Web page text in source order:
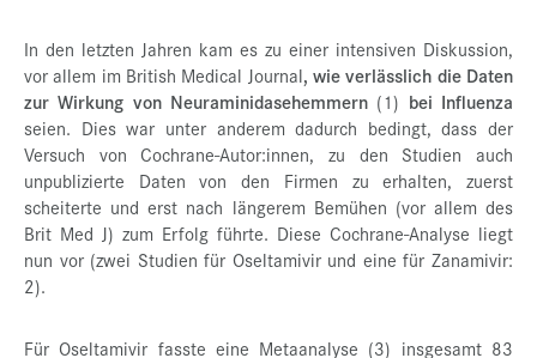
In den letzten Jahren kam es zu einer intensiven Diskussion,
vor allem im British Medical Journal, wie verlässlich die Daten
zur Wirkung von Neuraminidasehemmern (1) bei Influenza
seien. Dies war unter anderem dadurch bedingt, dass der
Versuch von Cochrane-Autor:innen, zu den Studien auch
unpublizierte Daten von den Firmen zu erhalten, zuerst
scheiterte und erst nach längerem Bemühen (vor allem des
Brit Med J) zum Erfolg führte. Diese Cochrane-Analyse liegt
nun vor (zwei Studien für Oseltamivir und eine für Zanamivir:
2).
Für Oseltamivir fasste eine Metaanalyse (3) insgesamt 83